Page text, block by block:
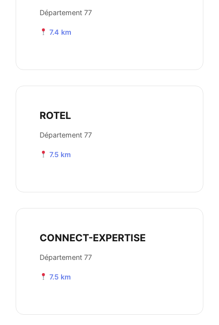
Département 77
7.4 km
ROTEL
Département 77
7.5 km
CONNECT-EXPERTISE
Département 77
7.5 km